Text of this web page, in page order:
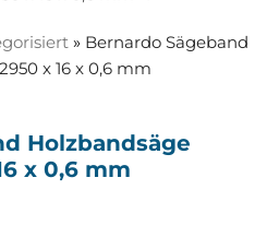
» Bernardo Sägeband
x 16 x 0,6 mm
Holzbandsäge
x 0,6 mm